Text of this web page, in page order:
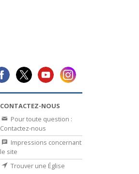
CONTACTEZ-NOUS
Pour toute question :
Contactez-nous
Impressions concernant
le site
Trouver une Église